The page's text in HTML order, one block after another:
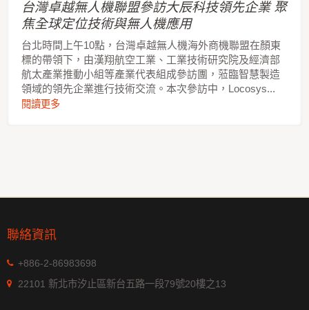
台灣卓越無人機聯盟參訪大辰科技領先企業 聚
焦全球定位技術與無人機應用
台北時間上午10點，台灣卓越無人機海外商機聯盟在顏東
標的帶領下，由漢翔航空工業、工業技術研究院及經濟部
航太產業推動小組等產業代表組成參訪團，蒞臨智慧製造
領域的領先企業進行技術交流。本次參訪中，Locosys...
閱讀更多
聯絡資訊
+886-2-86983698
22101 新北市汐止區新台五路一段79號20樓之13